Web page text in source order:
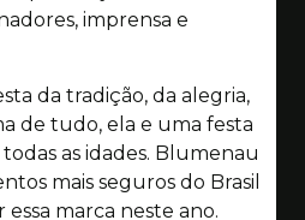
imprensa e
da tradição, da alegria,
de tudo, ela e uma festa
todas as idades. Blumenau
mais seguros do Brasil
marca neste ano.